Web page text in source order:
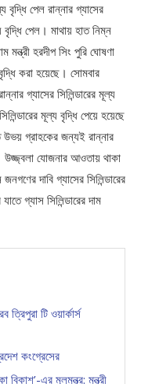
বৃদ্ধি পেল রান্নার গ্যাসের
বৃদ্ধি পেল। মাথায় হাত নিম্ন
মন্ত্রী হরদীপ সিং পুরি ঘোষণা
করা হয়েছে। সোমবার
গ্যাসের সিলিন্ডারের মূল্য
মূল্য বৃদ্ধি পেয়ে হয়েছে
গ্রাহকের জন্যই রান্নার
উজ্জ্বলা যোজনার আওতায় থাকা
দাবি গ্যাসের সিলিন্ডারের
গ্যাস সিলিন্ডারের দাম
টি ওয়ার্কার্স
কংগ্রেসের
এর মূলমন্ত্র: মন্ত্রী